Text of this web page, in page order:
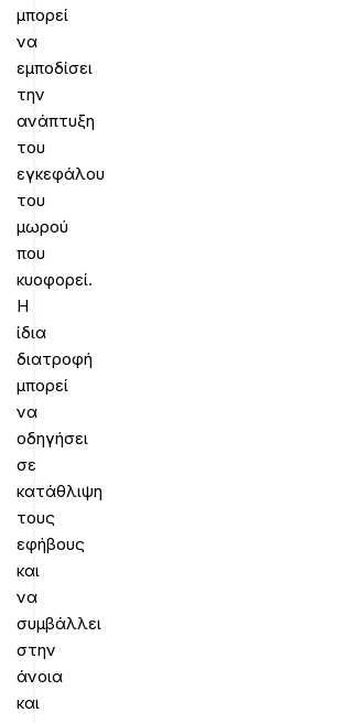
μπορεί
να
εμποδίσει
την
ανάπτυξη
του
εγκεφάλου
του
μωρού
που
κυοφορεί.
Η
ίδια
διατροφή
μπορεί
να
οδηγήσει
σε
κατάθλιψη
τους
εφήβους
και
να
συμβάλλει
στην
άνοια
και